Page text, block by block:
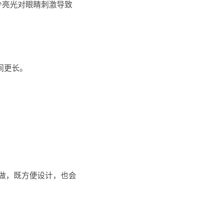
光对眼睛刺激导致
长。
，既方便设计，也会